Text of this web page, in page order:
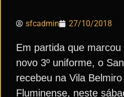
sfcadmin 27/10/2018
Em partida que
novo 3º uniforme, o
recebeu na Vila
Fluminense, neste